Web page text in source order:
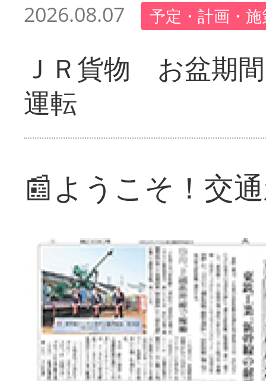
2026.08.07 予定・計画・
ＪＲ貨物 お盆期
運転
📰ようこそ！交